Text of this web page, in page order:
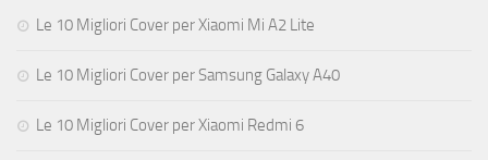
Le 10 Migliori Cover per Xiaomi Mi A2 Lite
Le 10 Migliori Cover per Samsung Galaxy A40
Le 10 Migliori Cover per Xiaomi Redmi 6